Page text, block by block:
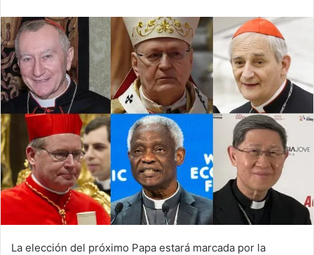
La elección del próximo Papa estará marcada por la